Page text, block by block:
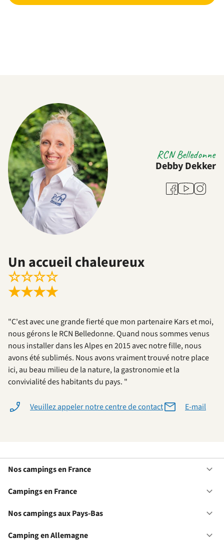
RCN Belledonne
Debby Dekker
Facebook
Youtube
Un accueil chaleureux
☆☆☆☆
★★★★
"C'est avec une grande fierté que mon partenaire Kars et moi,
nous gérons le RCN Belledonne. Quand nous sommes venus
nous installer dans les Alpes en 2015 avec notre fille, nous
avons été sublimés. Nous avons vraiment trouvé notre place
ici, au beau milieu de la nature, la gastronomie et la
convivialité des habitants du pays. "
Veuillez appeler notre centre de contact E-mail
Nos campings en France
Campings en France
Nos campings aux Pays-Bas
Camping en Allemagne